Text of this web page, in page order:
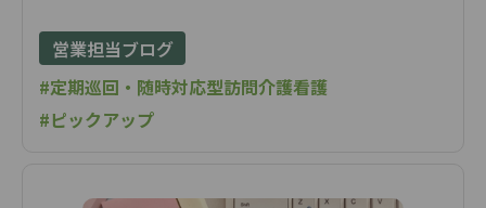
営業担当ブログ
#定期巡回・随時対応型訪問介護看護
#ピックアップ